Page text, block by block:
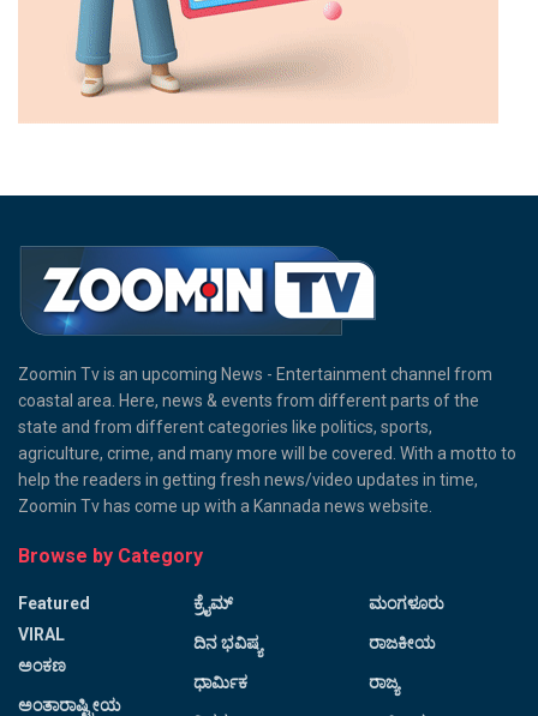
Zoomin Tv is an upcoming News - Entertainment channel from
coastal area. Here, news & events from different parts of the
state and from different categories like politics, sports,
agriculture, crime, and many more will be covered. With a motto to
help the readers in getting fresh news/video updates in time,
Zoomin Tv has come up with a Kannada news website.
Browse by Category
Featured
VIRAL
ಅಂಕಣ
ಅಂತಾರಾಷ್ಟ್ರೀಯ
ಕ್ರೈಮ್
ದಿನ ಭವಿಷ್ಯ
ಧಾರ್ಮಿಕ
ಮಂಗಳೂರು
ರಾಜಕೀಯ
ರಾಜ್ಯ